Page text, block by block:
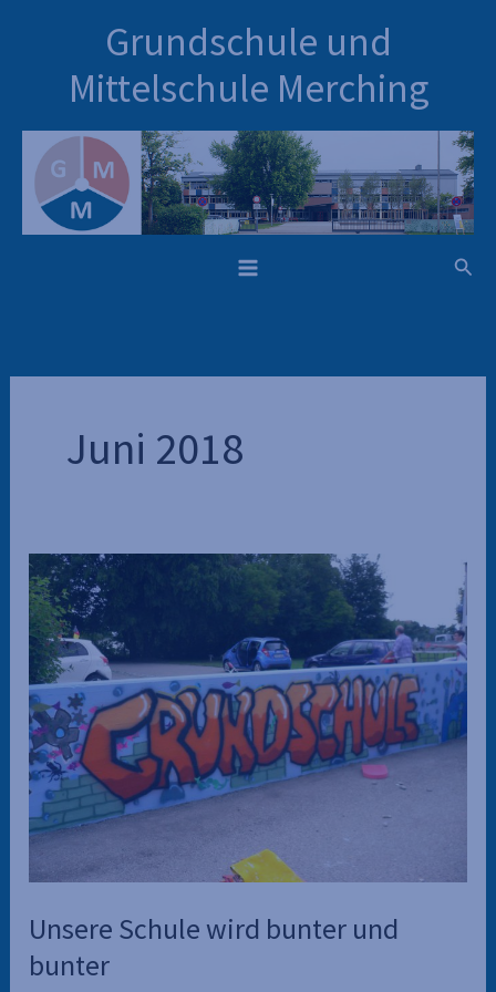
Grundschule und
Mittelschule Merching
Juni 2018
Unsere Schule wird bunter und
bunter